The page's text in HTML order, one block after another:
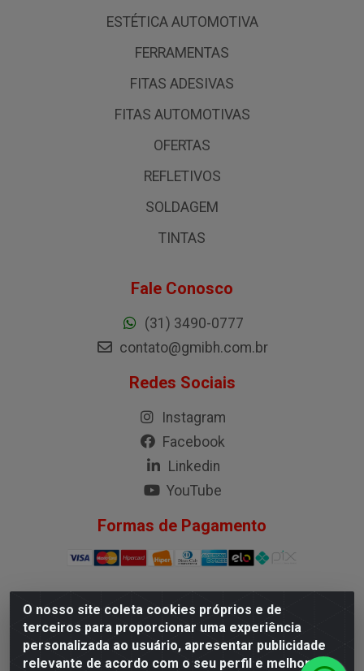
O nosso site coleta cookies próprios e de
terceiros para proporcionar uma experiência
personalizada ao usuário, apresentar publicidade
relevante de acordo com o seu perfil e melhorar a
ESTÉTICA AUTOMOTIVA
FERRAMENTAS
FITAS ADESIVAS
FITAS AUTOMOTIVAS
OFERTAS
REFLETIVOS
SOLDAGEM
TINTAS
Fale Conosco
(31) 3490-0777
contato@gmibh.com.br
Redes Sociais
Instagram
Facebook
Linkedin
YouTube
Formas de Pagamento
G.M.I. Distribuidora LTDA - Rua Conselheiro Pena, 50 -
Santa Branca, Belo Horizonte/MG - CEP 31.710-150 -
CNPJ 04.098.359/0001-02